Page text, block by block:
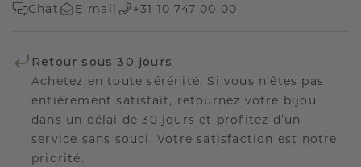
Chat E-mail +31 10 747 00 00
Retour sous 30 jours
Achetez en toute sérénité. Si vous n’êtes pas
entièrement satisfait, retournez votre bijou
dans un délai de 30 jours et profitez d’un
service sans souci. Votre satisfaction est notre
priorité.